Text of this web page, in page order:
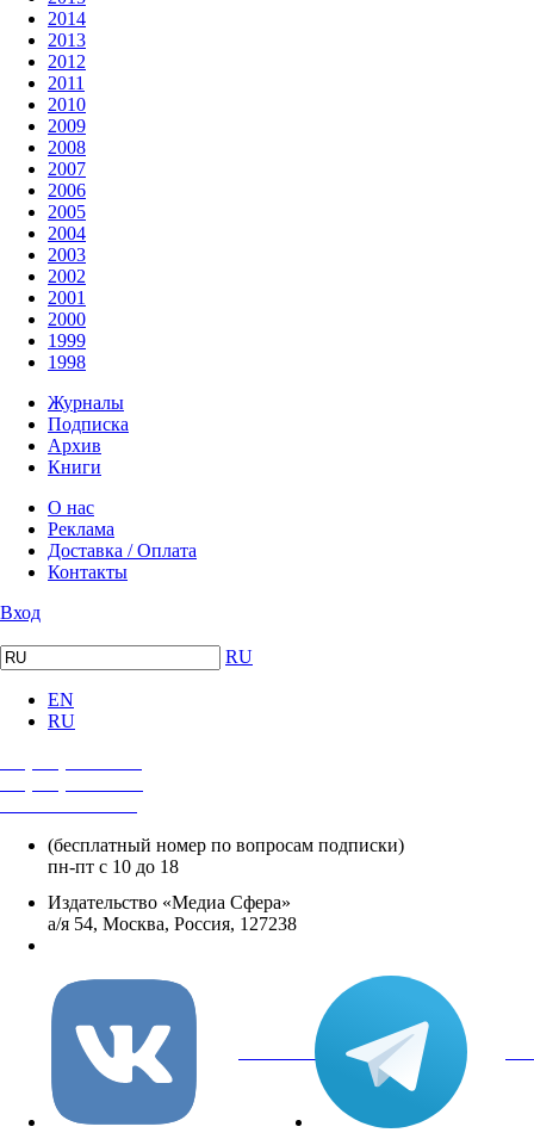
2014
2013
2012
2011
2010
2009
2008
2007
2006
2005
2004
2003
2002
2001
2000
1999
1998
Журналы
Подписка
Архив
Книги
О нас
Реклама
Доставка / Оплата
Контакты
Вход
RU
EN
RU
(бесплатный номер по вопросам подписки)
пн-пт с 10 до 18
Издательство «Медиа Сфера»
а/я 54, Москва, Россия, 127238
вКонтакте